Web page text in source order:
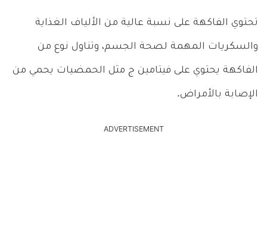
تحتوي الفاكهة على نسبة عالية من الألياف الغذاية
والسكريات المهمة لصحة الجسم، وتناول نوع من
الفاكهة يحتوي على فيتامين ج مثل الحمضيات يحمي من
الإصابة بالأمراض.
ADVERTISEMENT